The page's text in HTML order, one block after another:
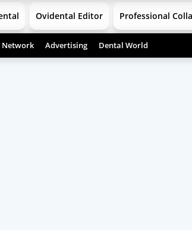
Ovidental Editor Professional
Network Advertising Dental World